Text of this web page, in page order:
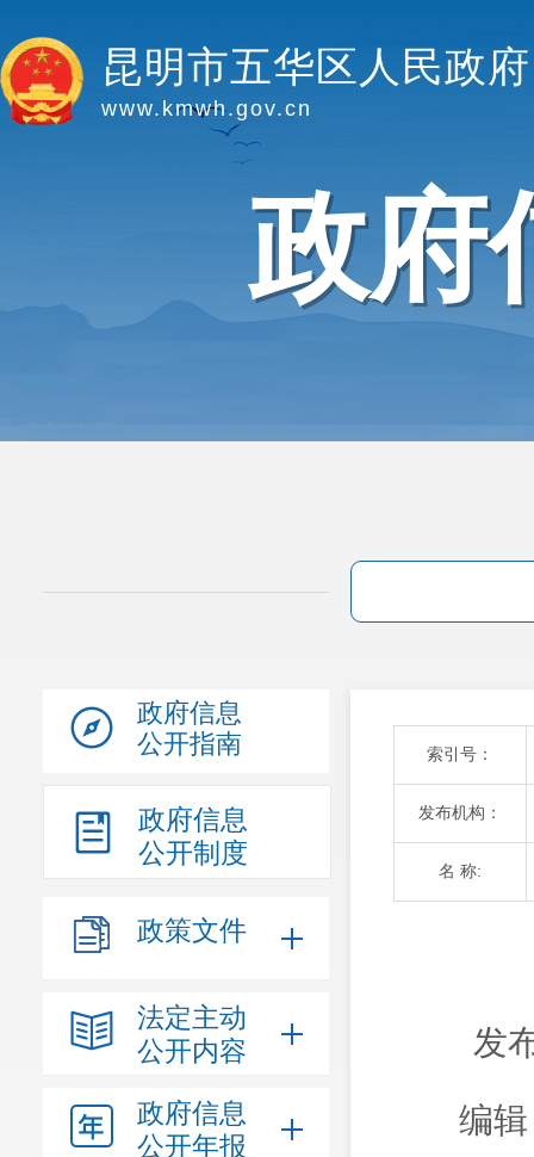
昆明市五华区人民政府
www.kmwh.gov.cn
政府
政府信息
公开指南
政府信息
公开制度
政策文件
法定主动
公开内容
政府信息
公开年报
索引号：
发布机构：
名 称:
发
编